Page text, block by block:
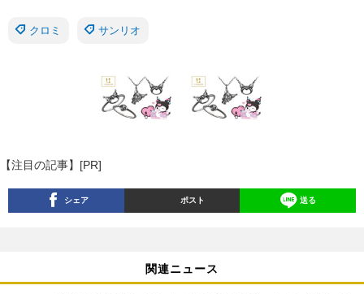
クロミ サンリオ
【注目の記事】[PR]
シェア ポスト 送る
関連ニュース